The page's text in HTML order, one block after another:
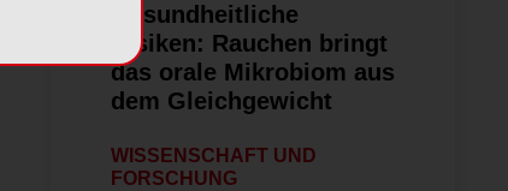
Gesundheitliche
Risiken: Rauchen bringt
das orale Mikrobiom aus
dem Gleichgewicht
WISSENSCHAFT UND
FORSCHUNG